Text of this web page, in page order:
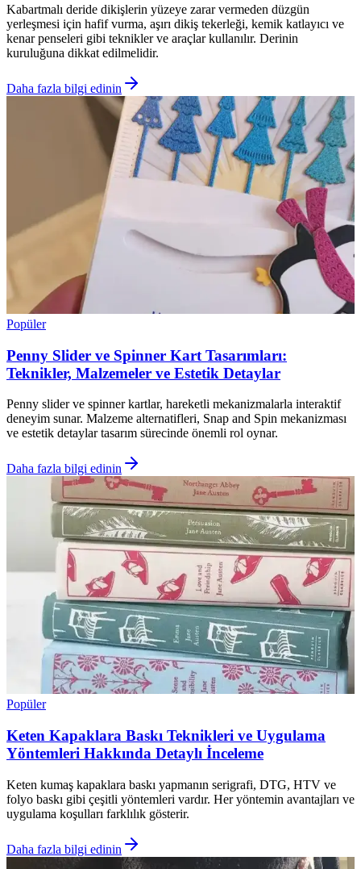
Kabartmalı deride dikişlerin yüzeye zarar vermeden düzgün
yerleşmesi için hafif vurma, aşırı dikiş tekerleği, kemik katlayıcı ve
kenar penseleri gibi teknikler ve araçlar kullanılır. Derinin
kuruluğuna dikkat edilmelidir.
Daha fazla bilgi edinin
Popüler
Penny Slider ve Spinner Kart Tasarımları:
Teknikler, Malzemeler ve Estetik Detaylar
Penny slider ve spinner kartlar, hareketli mekanizmalarla interaktif
deneyim sunar. Malzeme alternatifleri, Snap and Spin mekanizması
ve estetik detaylar tasarım sürecinde önemli rol oynar.
Daha fazla bilgi edinin
Popüler
Keten Kapaklara Baskı Teknikleri ve Uygulama
Yöntemleri Hakkında Detaylı İnceleme
Keten kumaş kapaklara baskı yapmanın serigrafi, DTG, HTV ve
folyo baskı gibi çeşitli yöntemleri vardır. Her yöntemin avantajları ve
uygulama koşulları farklılık gösterir.
Daha fazla bilgi edinin